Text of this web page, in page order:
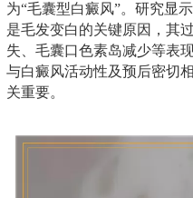
为“毛囊型白癜风”。研究显
是毛发变白的关键原因，其
失、毛囊口色素岛减少等表
与白癜风活动性及预后密切
关重要。